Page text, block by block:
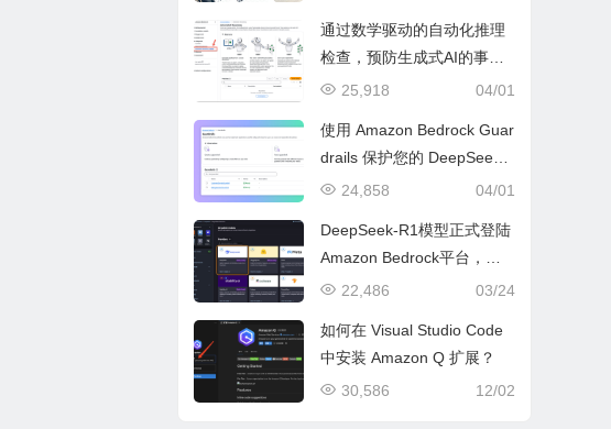
通过数学驱动的自动化推理
检查，预防生成式AI的事实
性错误与幻觉问题
04/01
25,918
使用 Amazon Bedrock Guar
drails 保护您的 DeepSeek
模型部署
04/01
24,858
DeepSeek-R1模型正式登陆
Amazon Bedrock平台，开
启全托管无服务器新纪元03/24
22,486
如何在 Visual Studio Code
中安装 Amazon Q 扩展？
12/02
30,586